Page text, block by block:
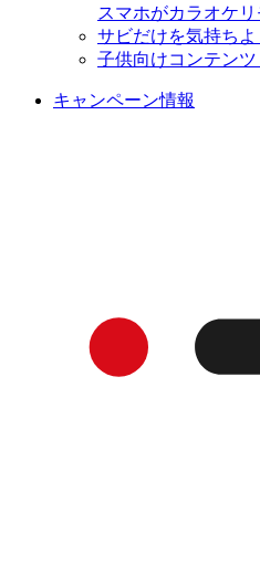
スマホがカラオケ
サビだけを気持ちよ
子供向けコンテンツ
キャンペーン情報